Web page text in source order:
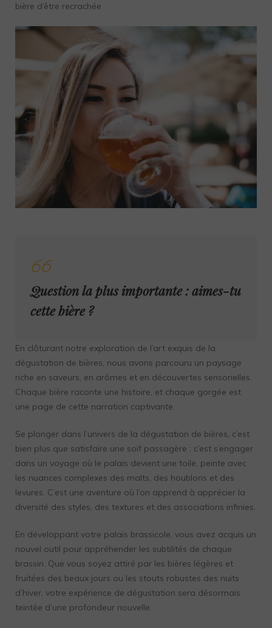
bière d’être recrachée
Question la plus importante : aimes-tu
cette bière ?
En clôturant notre exploration de l’art exquis de la
dégustation de bières, nous avons parcouru un paysage
riche en saveurs, en arômes et en découvertes sensorielles.
Chaque bière raconte une histoire, et chaque gorgée est
une page de cette narration captivante.
Se plonger dans l’univers de la dégustation de bières, c’est
bien plus que satisfaire une soif passagère ; c’est s’engager
dans un voyage où le palais devient une toile, peinte avec
les nuances complexes des malts, des houblons et des
levures. C’est une aventure où l’on apprend à apprécier la
diversité des styles, des textures et des associations infinies.
En développant votre palais brassicole, vous avez acquis un
nouvel outil pour appréhender les subtilités de chaque
brassin. Que vous soyez attiré par les bières légères et
fruitées des beaux jours ou les stouts robustes des nuits
d’hiver, votre expérience de dégustation sera désormais
teintée d’une profondeur nouvelle.